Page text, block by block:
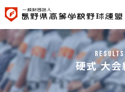
RESULTS
硬式 大会